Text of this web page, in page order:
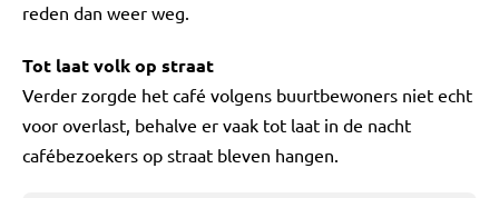
reden dan weer weg.
Tot laat volk op straat
Verder zorgde het café volgens buurtbewoners niet echt
voor overlast, behalve er vaak tot laat in de nacht
cafébezoekers op straat bleven hangen.